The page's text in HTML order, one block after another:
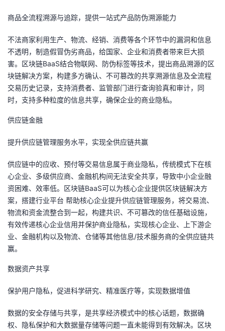
动
关
注
的
开
发
者
堂
我
的
课
程
我
的
认
我
的
我
我
的
Programs
我
的
支
的
技
术
支
我
的
云
声
商品全流程溯源与追踪，提供一站式产品防伪溯源能力
不法商家利用生产、物流、经销、消费等各个环节中的漏洞和信息
不透明，制造假冒伪劣商品，给国家、企业和消费者带来巨大损
害。区块链BaaS结合物联网、防伪标签等技术，提出商品溯源的区
块链解决方案，构建多方确认、不可篡改的共享溯源信息及全流程
交易历史记录，支持消费者、监管部门进行查询验真和审计，同
时，支持多种粒度的信息共享，确保企业的商业隐私。
供应链金融
提升供应链管理服务水平，实现全供应链共赢
供应链中的应收、预付等交易信息属于商业隐私，传统模式下在核
心企业、多级供应商、金融机构间无法安全共享，导致中小企业融
资困难、效率低。区块链BaaS可以为核心企业提供区块链解决方
案，搭建行业平台 帮助核心企业提升供应链管理服务，将交易流、
物流和资金流整合到一起，构建共识、不可篡改的信任基础设施，
有效传递核心企业信用并保护商业隐私，实现核心企业、上下游企
业、金融机构以及物流、仓储等其他信息/技术服务商的全供应链共
赢。
数据资产共享
保护用户隐私，促进科学研究、精准医疗等，实现数据增值
数据的安全存储与共享，是共享经济模式中的核心话题，数据确
权、隐私保护和大数据量存储等问题一直未能得到有效解决。区块